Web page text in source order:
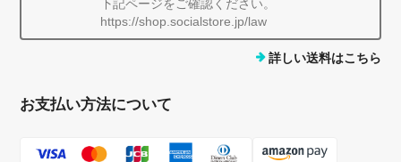
下記ページをご確認ください。
https://shop.socialstore.jp/law
詳しい送料はこちら
お支払い方法について